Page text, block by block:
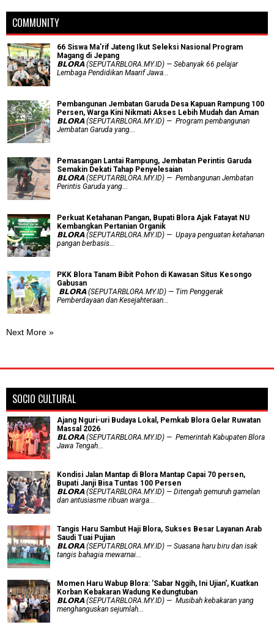
COMMUNITY
66 Siswa Ma’rif Jateng Ikut Seleksi Nasional Program
Magang di Jepang
𝗕𝗟𝗢𝗥𝗔 (SEPUTARBLORA.MY.ID) — Sebanyak 66 pelajar
Lembaga Pendidikan Maarif Jawa...
Pembangunan Jembatan Garuda Desa Kapuan Rampung 100
Persen, Warga Kini Nikmati Akses Lebih Mudah dan Aman
𝗕𝗟𝗢𝗥𝗔 (SEPUTARBLORA.MY.ID) — Program pembangunan
Jembatan Garuda yang...
Pemasangan Lantai Rampung, Jembatan Perintis Garuda
Semakin Dekati Tahap Penyelesaian
𝗕𝗟𝗢𝗥𝗔 (SEPUTARBLORA.MY.ID) — Pembangunan Jembatan
Perintis Garuda yang...
​Perkuat Ketahanan Pangan, Bupati Blora Ajak Fatayat NU
Kembangkan Pertanian Organik
𝗕𝗟𝗢𝗥𝗔 (SEPUTARBLORA.MY.ID) — Upaya penguatan ketahanan
pangan berbasis...
PKK Blora Tanam Bibit Pohon di Kawasan Situs Kesongo
Gabusan
‎ 𝗕𝗟𝗢𝗥𝗔 (SEPUTARBLORA.MY.ID) — Tim Penggerak
Pemberdayaan dan Kesejahteraan...
Next More »
SOCIO CULTURAL
Ajang Nguri-uri Budaya Lokal, Pemkab Blora Gelar Ruwatan
Massal 2026
𝗕𝗟𝗢𝗥𝗔 (SEPUTARBLORA.MY.ID) — Pemerintah Kabupaten Blora
Jawa Tengah...
Kondisi Jalan Mantap di Blora Mantap Capai 70 persen,
Bupati Janji Bisa Tuntas 100 Persen
𝗕𝗟𝗢𝗥𝗔 (SEPUTARBLORA.MY.ID) — Ditengah gemuruh gamelan
dan antusiasme ribuan warga...
Tangis Haru Sambut Haji Blora, Sukses Besar Layanan Arab
Saudi Tuai Pujian
𝗕𝗟𝗢𝗥𝗔 (SEPUTARBLORA.MY.ID) — Suasana haru biru dan isak
tangis bahagia mewarnai...
Momen Haru Wabup Blora: ​'Sabar Nggih, Ini Ujian', Kuatkan
Korban Kebakaran Wadung Kedungtuban
𝗕𝗟𝗢𝗥𝗔 (SEPUTARBLORA.MY.ID) — Musibah kebakaran yang
menghanguskan sejumlah...